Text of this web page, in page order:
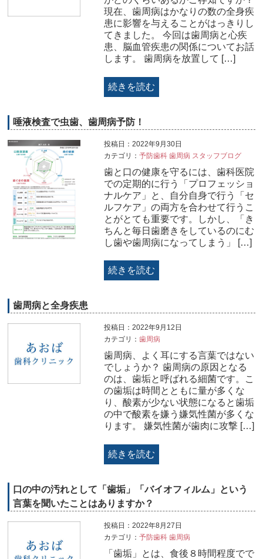
現在、歯周病はかなりの数の全身疾
患に影響を与えることがはっきりし
てきました。 今回は歯周病と心疾
患、脳血管疾患の関係についてお話
します。 歯周病を放置して […]
続きを読む
唾液検査で虫歯、歯周病予防！
投稿日：2022年9月30日
カテゴリ： 予防歯科 歯周病 スタッフブログ
歯と口の健康を守るには、歯科医院
での定期的に行う「プロフェッショ
ナルケア」と、自分自身で行う「セ
ルフケア」の両方を合わせて行うこ
とがとても重要です。しかし、「き
ちんと毎日歯磨きをしているのにむ
し歯や歯周病になってしまう」 […]
続きを読む
歯周病と全身疾患
投稿日：2022年9月12日
カテゴリ： 歯周病
歯周病、よく耳にする言葉ではない
でしょうか？ 歯周病の原因となる
のは、歯垢と呼ばれる細菌です。こ
の歯垢は時間とともに量が多くな
り、酸素が少ない状態になると歯垢
の中で酸素を嫌う嫌気性菌が多くな
ります。 嫌気性菌が歯肉に攻撃 […]
続きを読む
口の中の汚れとして「歯垢」「バイオフィルム」という
言葉を聞いたことはありますか？
投稿日：2022年8月27日
カテゴリ： 予防歯科 歯周病
「歯垢」とは、食後８時間程度でで